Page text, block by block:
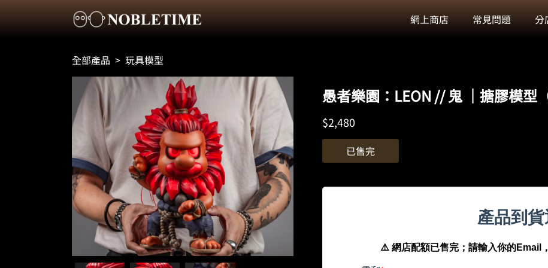
網上商店 常見問題 分
全部產品 > 玩具模型
愚者樂園：LEON // 鬼 ｜搪膠模型
$2,480
已售完